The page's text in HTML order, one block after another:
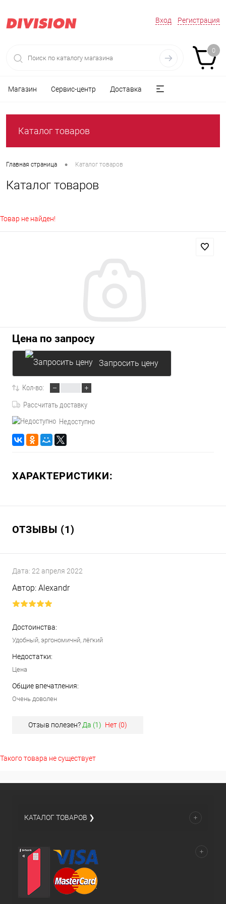
Вход Регистрация
0
Магазин Сервис-центр Доставка
Каталог товаров
Главная страница • Каталог товаров
Каталог товаров
Товар не найден!
Цена по запросу
Запросить цену
Кол-во:
Рассчитать доставку
Недоступно
ХАРАКТЕРИСТИКИ:
ОТЗЫВЫ (1)
Дата: 22 апреля 2022
Автор: Alexandr
Достоинства:
Удобный, эргономичнй, лёгкий
Недостатки:
Цена
Общие впечатления:
Очень доволен
Отзыв полезен? Да (1) Нет (0)
Такого товара не существует
КАТАЛОГ ТОВАРОВ ❯